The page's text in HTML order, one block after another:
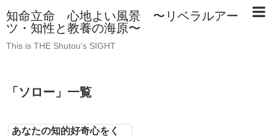
知命立命 心地よい風景 〜リベラルアー
ツ・知性と教養の海原〜
This is THE Shutou's SIGHT
「 ソロー 」 一覧
あなたの知的好奇心をく